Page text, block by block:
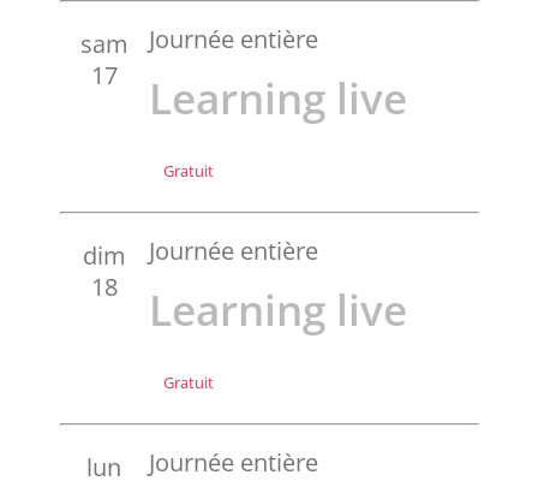
sam
17
Journée entière
Learning live
Gratuit
dim
18
Journée entière
Learning live
Gratuit
lun
Journée entière